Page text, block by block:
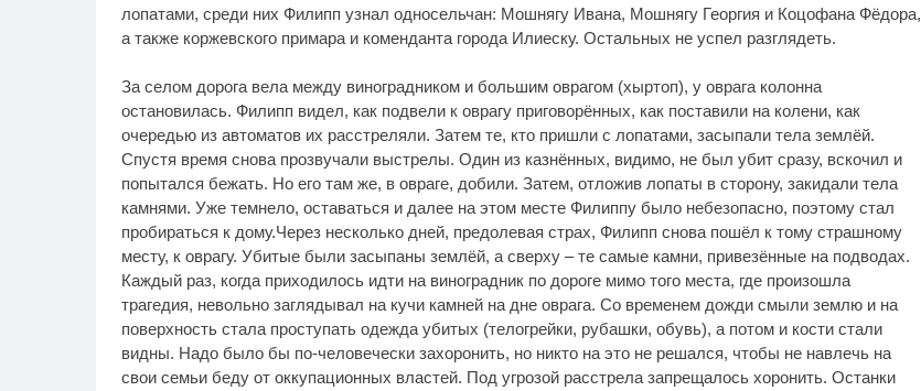
лопатами, среди них Филипп узнал односельчан: Мошнягу Ивана, Мошнягу Георгия и Коцофана Фёдора,
а также коржевского примара и коменданта города Илиеску. Остальных не успел разглядеть.
За селом дорога вела между виноградником и большим оврагом (хыртоп), у оврага колонна
остановилась. Филипп видел, как подвели к оврагу приговорённых, как поставили на колени, как
очередью из автоматов их расстреляли. Затем те, кто пришли с лопатами, засыпали тела землёй.
Спустя время снова прозвучали выстрелы. Один из казнённых, видимо, не был убит сразу, вскочил и
попытался бежать. Но его там же, в овраге, добили. Затем, отложив лопаты в сторону, закидали тела
камнями. Уже темнело, оставаться и далее на этом месте Филиппу было небезопасно, поэтому стал
пробираться к дому.Через несколько дней, предолевая страх, Филипп снова пошёл к тому страшному
месту, к оврагу. Убитые были засыпаны землёй, а сверху – те самые камни, привезённые на подводах.
Каждый раз, когда приходилось идти на виноградник по дороге мимо того места, где произошла
трагедия, невольно заглядывал на кучи камней на дне оврага. Со временем дожди смыли землю и на
поверхность стала проступать одежда убитых (телогрейки, рубашки, обувь), а потом и кости стали
видны. Надо было бы по-человечески захоронить, но никто на это не решался, чтобы не навлечь на
свои семьи беду от оккупационных властей. Под угрозой расстрела запрещалось хоронить. Останки